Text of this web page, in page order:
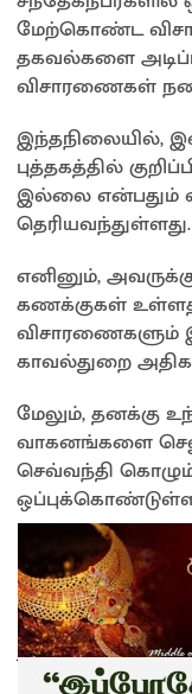
sA
p
p
o
o
k
மேற்கொண்ட
தகவல்களை
விசாரணைகள்
இந்தநிலையில்,
புத்தகத்தில்
இல்லை என்பதும்
தெரியவந்துள்ளது.
எனினும்,
கணக்குகள்
விசாரணைகளும்
காவல்துறை
மேலும், தனக்கு
வாகனங்களை
செவ்வந்தி